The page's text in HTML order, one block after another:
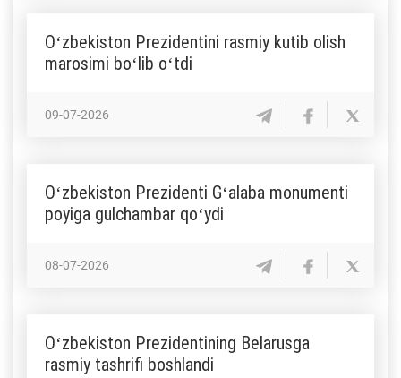
Oʻzbekiston Prezidentini rasmiy kutib olish
marosimi boʻlib oʻtdi
09-07-2026
Oʻzbekiston Prezidenti Gʻalaba monumenti
poyiga gulchambar qoʻydi
08-07-2026
Oʻzbekiston Prezidentining Belarusga
rasmiy tashrifi boshlandi